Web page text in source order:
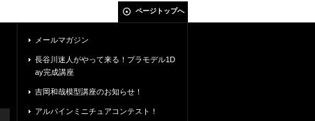
ページトップへ
メールマガジン
長谷川迷人がやって来る！プラモデル1D
ay完成講座
吉岡和哉模型講座のお知らせ！
アルパインミニチュアコンテスト！